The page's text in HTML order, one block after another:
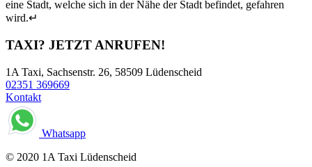
eine Stadt, welche sich in der Nähe der Stadt befindet, gefahren
wird.↵
TAXI? JETZT ANRUFEN!
1A Taxi, Sachsenstr. 26, 58509 Lüdenscheid
02351 369669
Kontakt
Whatsapp
© 2020 1A Taxi Lüdenscheid